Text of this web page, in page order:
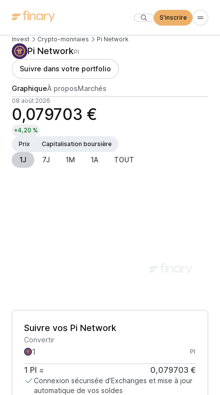
S'inscrire
Invest Crypto-monnaies Pi Network
Pi NetworkPI
Suivre dans votre portfolio
GraphiqueÀ proposMarchés
08 août 2026
0,079703 €
+4,20 %
Prix
Capitalisation boursière
1J 7J 1M 1A TOUT
Suivre vos Pi Network
Convertir
PI
1 PI = 0,079703 €
Connexion sécurisée d’Exchanges et mise à jour
automatique de vos soldes